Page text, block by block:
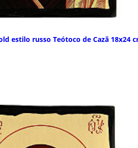
estilo russo Teótoco de Cazã 18x24